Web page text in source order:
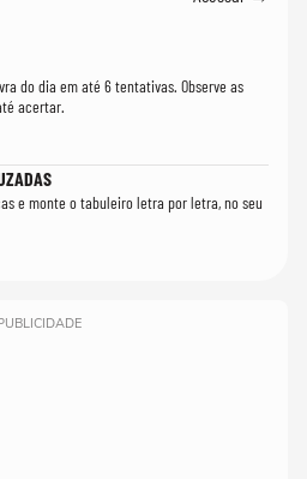
do dia em até 6 tentativas. Observe as
acertar.
e monte o tabuleiro letra por letra, no seu